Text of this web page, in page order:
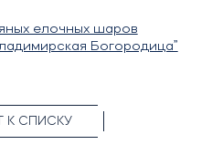
елочных шаров
Богородица”
К СПИСКУ